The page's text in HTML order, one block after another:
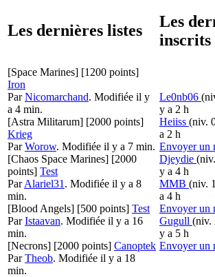
Les dernières listes
Les
inscrits
[Space Marines] [1200 points]
Iron
ParNicomarchand. Modifiée il y
a 4 min.
[Astra Militarum] [2000 points]
Krieg
ParWorow. Modifiée il y a 7 min.
[Chaos Space Marines] [2000
points] Test
ParAlariel31 . Modifiée il y a 8
min.
[Blood Angels] [500 points] Test
ParIstaavan. Modifiée il y a 16
min.
[Necrons] [2000 points] Canoptek
ParTheob. Modifiée il y a 18
min.
Le0nb06
y a 2 h
Heiiss (niv.
a 2 h
Envoyer un
Djeydie
y a 4 h
MMB (niv.
a 4 h
Envoyer un
Gugull (niv.
y a 5 h
Envoyer un